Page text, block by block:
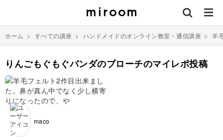
ホーム > すべての講座 > ハンドメイドのオンライン教室・通信講座 > 羊
りんごもぐもぐパンダのブローチのマイレポ投稿
maco